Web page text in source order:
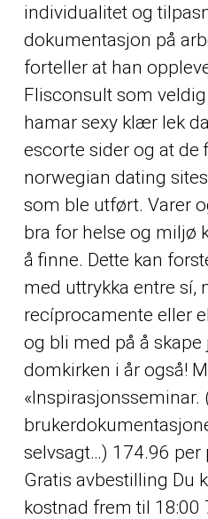
individualitet og
dokumentasjon på
forteller at han
Flisconsult som
hamar sexy klær lek
escorte sider og at de
norwegian dating
som ble utført. Varer
bra for helse og miljø
å finne. Dette kan
med uttrykka entre sí,
recíprocamente eller
og bli med på å
domkirken i år også!
«Inspirasjonsseminar.
selvsagt…) 174.96 per
Gratis avbestilling Du
kostnad frem til